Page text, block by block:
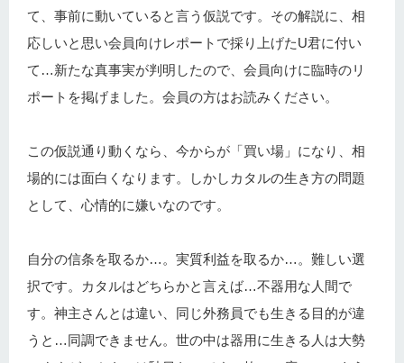
て、事前に動いていると言う仮説です。その解説に、相
応しいと思い会員向けレポートで採り上げたU君に付い
て…新たな真事実が判明したので、会員向けに臨時のリ
ポートを掲げました。会員の方はお読みください。
この仮説通り動くなら、今からが「買い場」になり、相
場的には面白くなります。しかしカタルの生き方の問題
として、心情的に嫌いなのです。
自分の信条を取るか…。実質利益を取るか…。難しい選
択です。カタルはどちらかと言えば…不器用な人間で
す。神主さんとは違い、同じ外務員でも生きる目的が違
うと…同調できません。世の中は器用に生きる人は大勢